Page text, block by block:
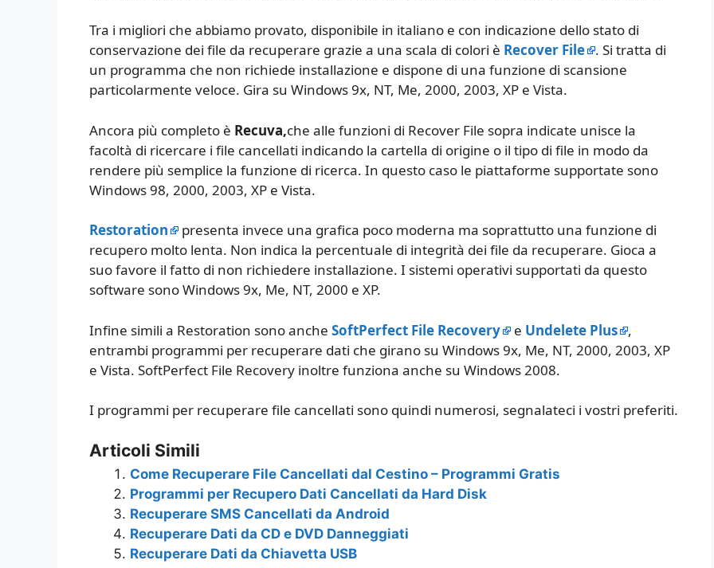
Tra i migliori che abbiamo provato, disponibile in italiano e con indicazione dello stato di
conservazione dei file da recuperare grazie a una scala di colori è Recover File
. Si tratta di
un programma che non richiede installazione e dispone di una funzione di scansione
particolarmente veloce. Gira su Windows 9x, NT, Me, 2000, 2003, XP e Vista.
Ancora più completo è Recuva,che alle funzioni di Recover File sopra indicate unisce la
facoltà di ricercare i file cancellati indicando la cartella di origine o il tipo di file in modo da
rendere più semplice la funzione di ricerca. In questo caso le piattaforme supportate sono
Windows 98, 2000, 2003, XP e Vista.
Restoration
presenta invece una grafica poco moderna ma soprattutto una funzione di
recupero molto lenta. Non indica la percentuale di integrità dei file da recuperare. Gioca a
suo favore il fatto di non richiedere installazione. I sistemi operativi supportati da questo
software sono Windows 9x, Me, NT, 2000 e XP.
Infine simili a Restoration sono anche SoftPerfect File Recovery e Undelete Plus
,
entrambi programmi per recuperare dati che girano su Windows 9x, Me, NT, 2000, 2003, XP
e Vista. SoftPerfect File Recovery inoltre funziona anche su Windows 2008.
I programmi per recuperare file cancellati sono quindi numerosi, segnalateci i vostri preferiti.
Articoli Simili
Come Recuperare File Cancellati dal Cestino – Programmi Gratis
Programmi per Recupero Dati Cancellati da Hard Disk
Recuperare SMS Cancellati da Android
Recuperare Dati da CD e DVD Danneggiati
Recuperare Dati da Chiavetta USB